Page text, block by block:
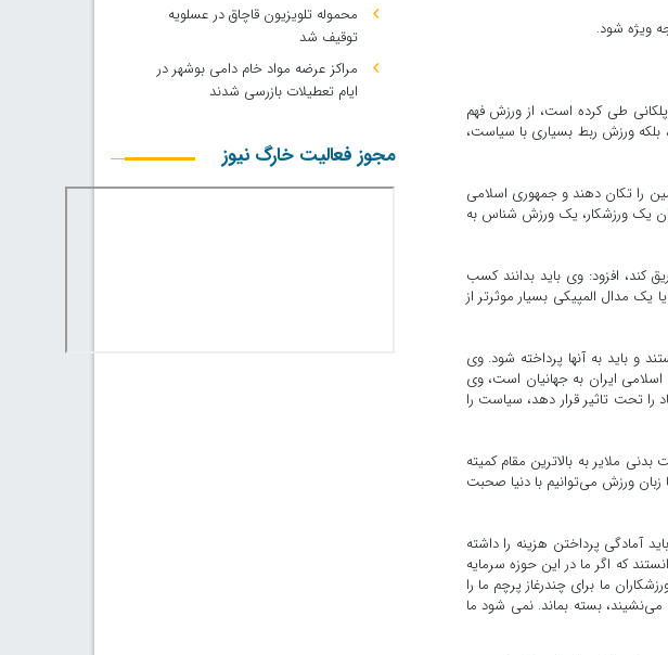
ویژه شود.
طی کرده است، از ورزش فهم
ورزش ربط بسیاری با سیاست،
را تکان دهند و جمهوری اسلامی
یک ورزشکار، یک ورزش شناس به
کند، افزود: وی باید بدانند کسب
مدال المپیکی بسیار موثرتر از
باید به آنها پرداخته شود. وی
اسلامی ایران به جهانیان است، وی
تحت تاثیر قرار دهد، سیاست را
ملایر به بالاترین مقام کمیته
زبان ورزش می‌توانیم با دنیا صحبت
آمادگی پرداختن هزینه را داشته
که اگر ما در این حوزه سرمایه
ما برای چندرغاز پرچم ما را
بسته بماند. نمی شود ما
محموله تلویزیون قاچاق در عسلویه
توقیف شد
مراکز عرضه مواد خام دامی بوشهر در
ایام تعطیلات بازرسی شدند
مجوز فعالیت خارگ نیوز